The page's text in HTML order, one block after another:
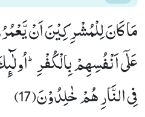
مَا كَانَ لِلْمُشْرِكِیْنَ اَنْ
عَلٰۤى اَنْفُسِهِمْ بِالْكُفْرِؕ-
فِی النَّارِ هُمْ خٰلِدُوْنَ(17)